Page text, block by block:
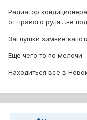
Радиатор
от правого руля....не
Заглушки зимние
Еще чего то по мелочи
Находиться все в